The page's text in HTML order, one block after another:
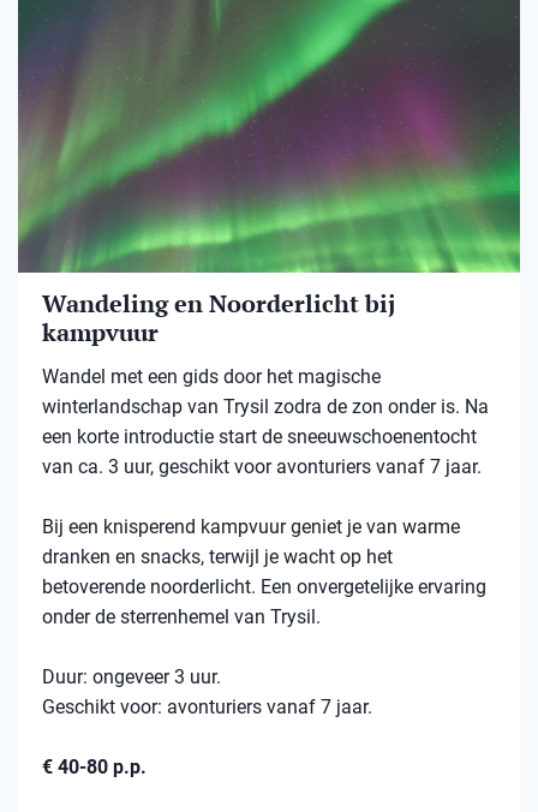
Wandeling en Noorderlicht bij
kampvuur
Wandel met een gids door het magische
winterlandschap van Trysil zodra de zon onder is. Na
een korte introductie start de sneeuwschoenentocht
van ca. 3 uur, geschikt voor avonturiers vanaf 7 jaar.
Bij een knisperend kampvuur geniet je van warme
dranken en snacks, terwijl je wacht op het
betoverende noorderlicht. Een onvergetelijke ervaring
onder de sterrenhemel van Trysil.
Duur: ongeveer 3 uur.
Geschikt voor: avonturiers vanaf 7 jaar.
€ 40-80 p.p.